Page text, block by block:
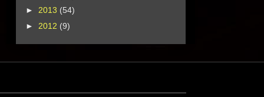
► 2013 (54)
► 2012 (9)